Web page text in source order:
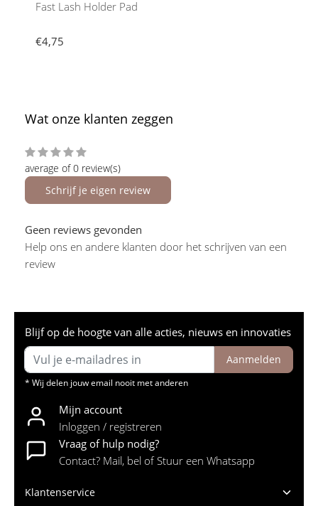
Fast Lash Holder Pad
€4,75
Wat onze klanten zeggen
average of 0 review(s)
Schrijf je eigen review
Geen reviews gevonden
Help ons en andere klanten door het schrijven van een
review
Blijf op de hoogte van alle acties, nieuws en innovaties
Aanmelden
* Wij delen jouw email nooit met anderen
Mijn account
Inloggen / registreren
Vraag of hulp nodig?
Contact? Mail, bel of Stuur een Whatsapp
Klantenservice